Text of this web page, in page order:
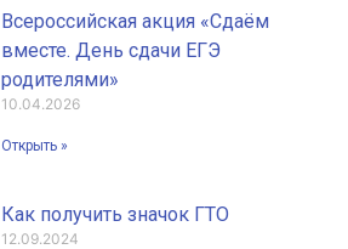
Всероссийская акция «Сдаём
вместе. День сдачи ЕГЭ
родителями»
10.04.2026
Открыть »
Как получить значок ГТО
12.09.2024